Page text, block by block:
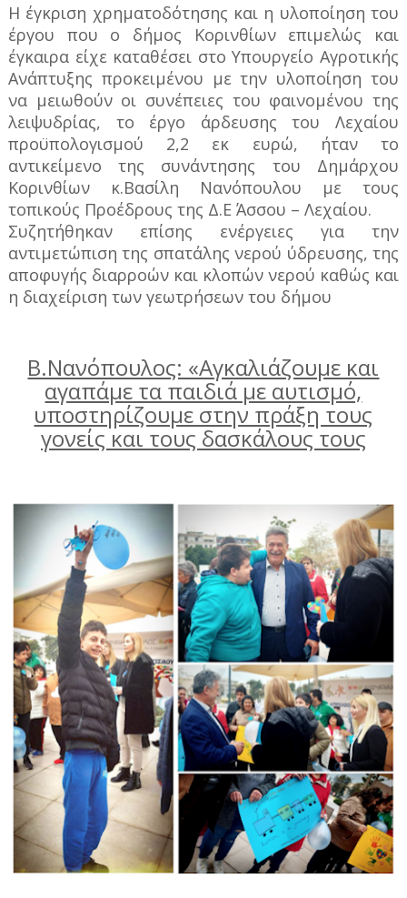
Η έγκριση χρηματοδότησης και η υλοποίηση του
έργου που ο δήμος Κορινθίων επιμελώς και
έγκαιρα είχε καταθέσει στο Υπουργείο Αγροτικής
Ανάπτυξης προκειμένου με την υλοποίηση του
να μειωθούν οι συνέπειες του φαινομένου της
λειψυδρίας, το έργο άρδευσης του Λεχαίου
προϋπολογισμού 2,2 εκ ευρώ, ήταν το
αντικείμενο της συνάντησης του Δημάρχου
Κορινθίων κ.Βασίλη Νανόπουλου με τους
τοπικούς Προέδρους της Δ.Ε Άσσου – Λεχαίου.
Συζητήθηκαν επίσης ενέργειες για την
αντιμετώπιση της σπατάλης νερού ύδρευσης, της
αποφυγής διαρροών και κλοπών νερού καθώς και
η διαχείριση των γεωτρήσεων του δήμου
Β.Νανόπουλος: «Αγκαλιάζουμε και
αγαπάμε τα παιδιά με αυτισμό,
υποστηρίζουμε στην πράξη τους
γονείς και τους δασκάλους τους